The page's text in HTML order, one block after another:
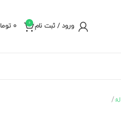
ورود / ثبت نام 0
0